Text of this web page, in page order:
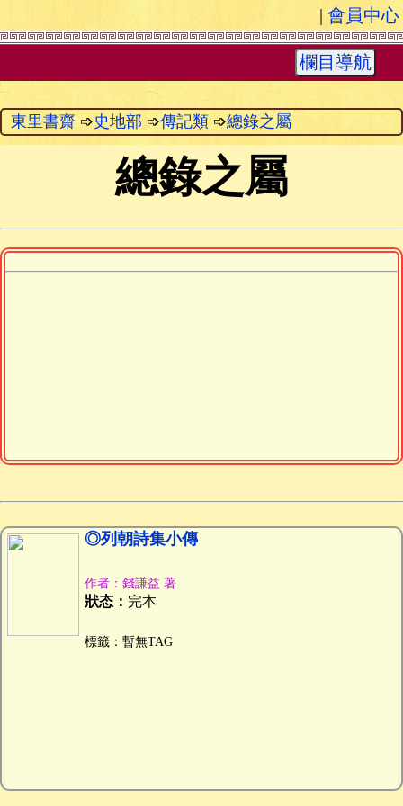
| 會員中心
欄目導航
東里書齋 ➩史地部 ➩傳記類 ➩總錄之屬
總錄之屬
◎列朝詩集小傳
作者：錢謙益 著
狀态： 完本
標籤：暫無TAG